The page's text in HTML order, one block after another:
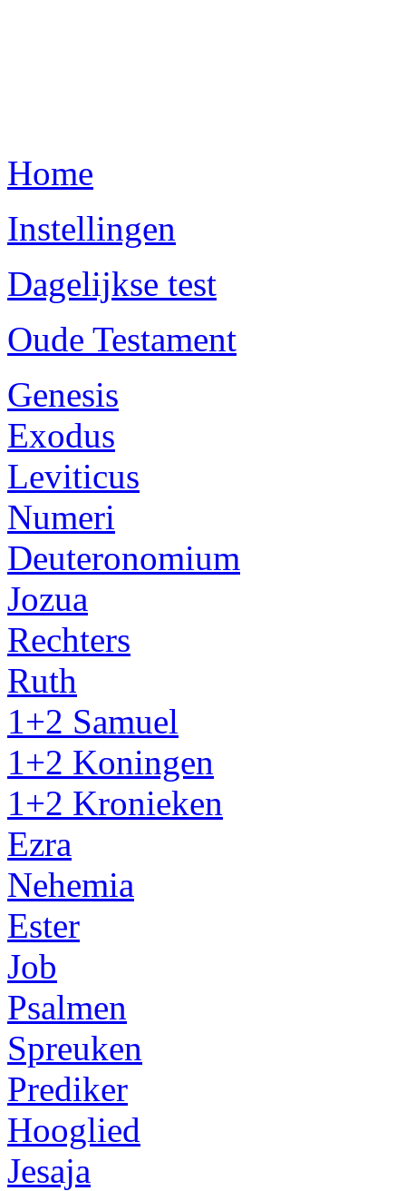
Home
Instellingen
Dagelijkse test
Oude Testament
Genesis
Exodus
Leviticus
Numeri
Deuteronomium
Jozua
Rechters
Ruth
1+2 Samuel
1+2 Koningen
1+2 Kronieken
Ezra
Nehemia
Ester
Job
Psalmen
Spreuken
Prediker
Hooglied
Jesaja